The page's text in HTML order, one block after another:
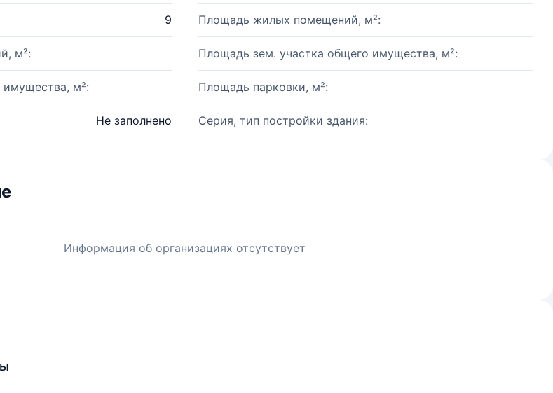
9 Площадь жилых помещений, м²:
м²: Площадь зем. участка общего имущества, м²:
м²: Площадь парковки, м²:
Не заполнено Серия, тип постройки здания:
Информация об организациях отсутствует